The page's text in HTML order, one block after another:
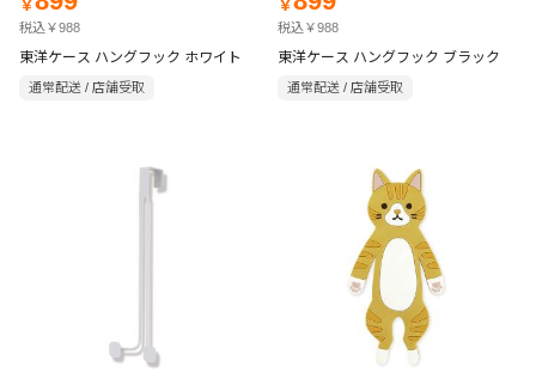
￥
税込￥988
東洋ケース ハングフック ホワイト
通常配送 / 店舗受取
￥
税込￥988
東洋ケース ハングフック ブラック
通常配送 / 店舗受取